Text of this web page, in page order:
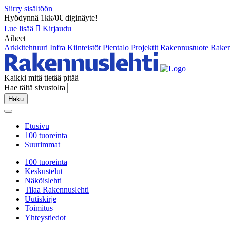
Siirry sisältöön
Hyödynnä 1kk/0€ diginäyte!
Lue lisää
Kirjaudu
Aiheet
Arkkitehtuuri Infra Kiinteistöt Pientalo Projektit Rakennustuote
Kaikki mitä tietää pitää
Hae tältä sivustolta
Haku
Etusivu
100 tuoreinta
Suurimmat
100 tuoreinta
Keskustelut
Näköislehti
Tilaa Rakennuslehti
Uutiskirje
Toimitus
Yhteystiedot